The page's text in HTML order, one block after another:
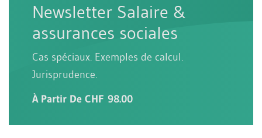
Newsletter Salaire &
assurances sociales
Cas spéciaux. Exemples de calcul.
Jurisprudence.
À Partir De CHF 98.00